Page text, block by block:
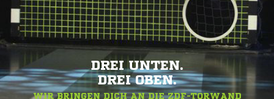
DREI UNTEN.
DREI OBEN.
WIR BRINGEN DICH AN DIE ZDF-TORWAND